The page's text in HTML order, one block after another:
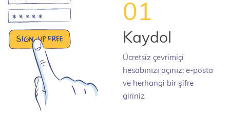
01
Kaydol
Ücretsiz çevrimiçi
hesabınızı açınız: e-posta
ve herhangi bir şifre
giriniz